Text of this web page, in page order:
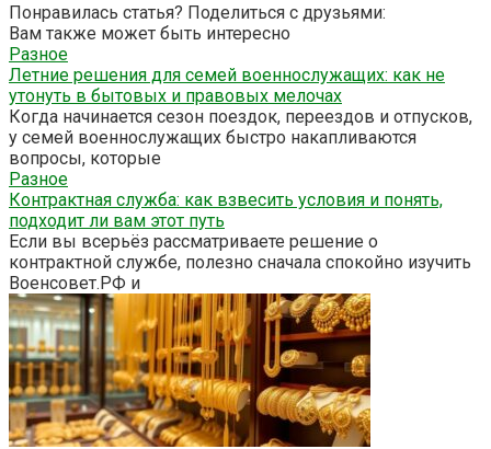
Понравилась статья? Поделиться с друзьями:
Вам также может быть интересно
Разное
Летние решения для семей военнослужащих: как не
утонуть в бытовых и правовых мелочах
Когда начинается сезон поездок, переездов и отпусков,
у семей военнослужащих быстро накапливаются
вопросы, которые
Разное
Контрактная служба: как взвесить условия и понять,
подходит ли вам этот путь
Если вы всерьёз рассматриваете решение о
контрактной службе, полезно сначала спокойно изучить
Военсовет.РФ и